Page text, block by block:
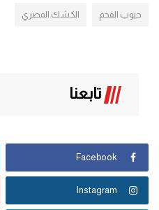
حبوب الفحم الكشك المصري
تابعنا
Facebook
Instagram